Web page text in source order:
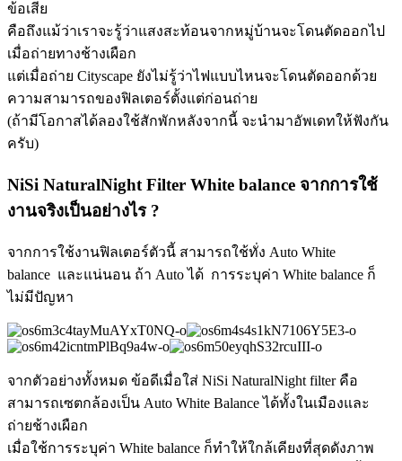
ข้อเสีย
คือถึงแม้ว่าเราจะรู้ว่าแสงสะท้อนจากหมู่บ้านจะโดนตัดออกไป
เมื่อถ่ายทางช้างเผือก
แต่เมื่อถ่าย Cityscape ยังไม่รู้ว่าไฟแบบไหนจะโดนตัดออกด้วย
ความสามารถของฟิลเตอร์ตั้งแต่ก่อนถ่าย
(ถ้ามีโอกาสได้ลองใช้สักพักหลังจากนี้ จะนำมาอัพเดทให้ฟังกัน
ครับ)
NiSi NaturalNight Filter White balance จากการใช้
งานจริงเป็นอย่างไร ?
จากการใช้งานฟิลเตอร์ตัวนี้ สามารถใช้ทั่ง Auto White
balance และแน่นอน ถ้า Auto ได้ การระบุค่า White balance ก็
ไม่มีปัญหา
จากตัวอย่างทั้งหมด ข้อดีเมื่อใส่ NiSi NaturalNight filter คือ
สามารถเซตกล้องเป็น Auto White Balance ได้ทั้งในเมืองและ
ถ่ายช้างเผือก
เมื่อใช้การระบุค่า White balance ก็ทำให้ใกล้เคียงที่สุดดังภาพ